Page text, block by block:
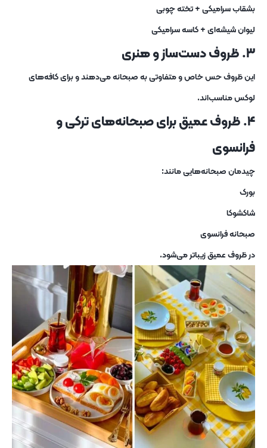
بشقاب سرامیکی + تخته چوبی
لیوان شیشه‌ای + کاسه سرامیکی
۳. ظروف دست‌ساز و هنری
این ظروف حس خاص و متفاوتی به صبحانه می‌دهند و برای کافه‌های
لوکس مناسب‌اند.
۴. ظروف عمیق برای صبحانه‌های ترکی و
فرانسوی
چیدمان صبحانه‌هایی مانند:
بورک
شاکشوکا
صبحانه فرانسوی
در ظروف عمیق زیباتر می‌شود.